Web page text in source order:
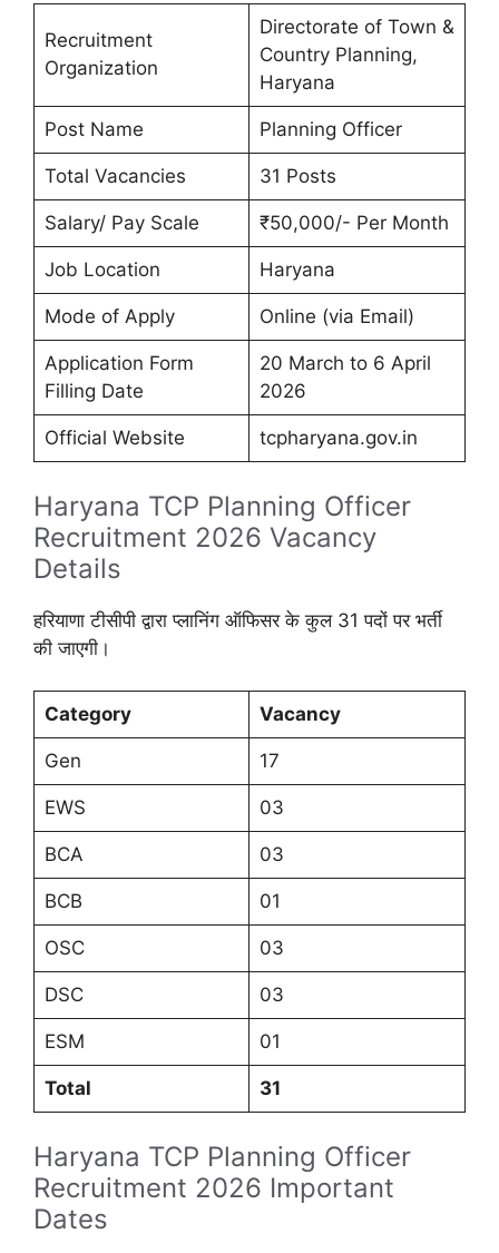
Recruitment
Organization
Directorate of Town &
Country Planning,
Haryana
Post Name Planning Officer
Total Vacancies 31 Posts
Salary/ Pay Scale ₹50,000/- Per Month
Job Location Haryana
Mode of Apply Online (via Email)
Application Form
Filling Date
20 March to 6 April
2026
Official Website tcpharyana.gov.in
Haryana TCP Planning Officer
Recruitment 2026 Vacancy
Details
हरियाणा टीसीपी द्वारा प्लानिंग ऑफिसर के कुल 31 पदों पर भर्ती
की जाएगी।
Category Vacancy
Gen 17
EWS 03
BCA 03
BCB 01
OSC 03
DSC 03
ESM 01
Total 31
Haryana TCP Planning Officer
Recruitment 2026 Important
Dates